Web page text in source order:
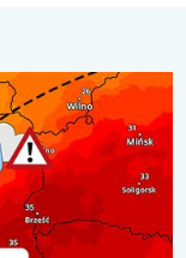
1 sierpnia